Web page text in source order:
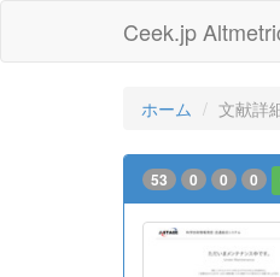
Ceek.jp
ホーム 文献詳
53 0 0 0